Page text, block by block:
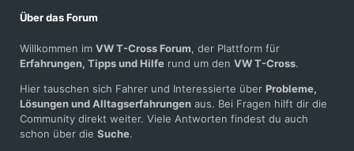
Über das Forum
Willkommen im VW T-Cross Forum, der Plattform für
Erfahrungen, Tipps und Hilfe rund um den VW T-Cross.
Hier tauschen sich Fahrer und Interessierte über Probleme,
Lösungen und Alltagserfahrungen aus. Bei Fragen hilft dir die
Community direkt weiter. Viele Antworten findest du auch
schon über die Suche.